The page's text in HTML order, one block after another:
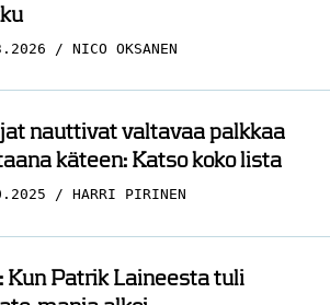
NICO OKSANEN
nauttivat valtavaa palkkaa
käteen: Katso koko lista
HARRI PIRINEN
Patrik Laineesta tuli